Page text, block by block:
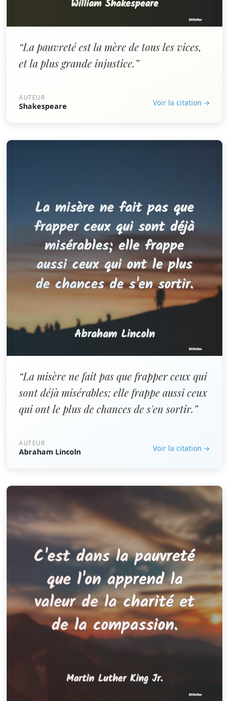
“La pauvreté est la mère de tous les vices,
et la plus grande injustice.”
AUTEUR
Shakespeare Voir la citation →
“La misère ne fait pas que frapper ceux qui
sont déjà misérables; elle frappe aussi ceux
qui ont le plus de chances de s'en sortir.”
AUTEUR
Abraham Lincoln Voir la citation →